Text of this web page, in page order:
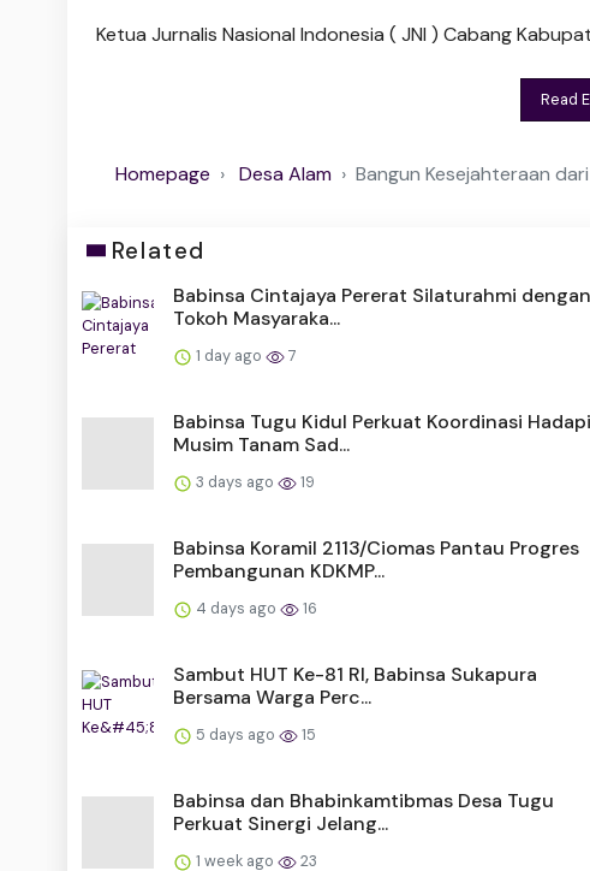
Ketua Jurnalis Nasional Indonesia ( JNI ) Cabang
Read
Homepage Desa Alam Bangun Kesejahteraan
Related
Babinsa Cintajaya Pererat Silaturahmi dengan
Tokoh Masyaraka...
1 day ago 7
Babinsa Tugu Kidul Perkuat Koordinasi Hadapi
Musim Tanam Sad...
3 days ago 19
Babinsa Koramil 2113/Ciomas Pantau Progres
Pembangunan KDKMP...
4 days ago 16
Sambut HUT Ke-81 RI, Babinsa Sukapura
Bersama Warga Perc...
5 days ago 15
Babinsa dan Bhabinkamtibmas Desa Tugu
Perkuat Sinergi Jelang...
1 week ago 23